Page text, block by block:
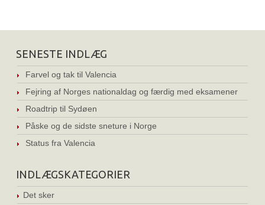
SENESTE INDLÆG
Farvel og tak til Valencia
Fejring af Norges nationaldag og færdig med eksamener
Roadtrip til Sydøen
Påske og de sidste sneture i Norge
Status fra Valencia
INDLÆGSKATEGORIER
Det sker